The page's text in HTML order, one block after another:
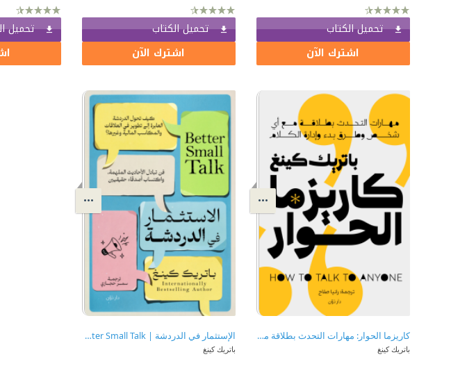
تحميل الكتاب
اشترك الآن
تحميل الكتاب
اشترك الآن
تحميل
كاريزما الحوار: مهارات التحدث بطلاقة مع أي شخص وطرق بدء وإدارة الكلام | How to talk to anyone
باتريك كينغ
الإستثمار في الدردشة | Better Small Talk
باتريك كينغ